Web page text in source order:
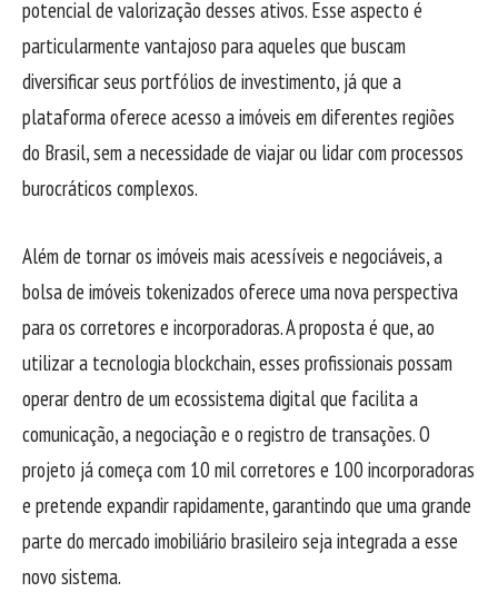
potencial de valorização desses ativos. Esse aspecto é
particularmente vantajoso para aqueles que buscam
diversificar seus portfólios de investimento, já que a
plataforma oferece acesso a imóveis em diferentes regiões
do Brasil, sem a necessidade de viajar ou lidar com processos
burocráticos complexos.
Além de tornar os imóveis mais acessíveis e negociáveis, a
bolsa de imóveis tokenizados oferece uma nova perspectiva
para os corretores e incorporadoras. A proposta é que, ao
utilizar a tecnologia blockchain, esses profissionais possam
operar dentro de um ecossistema digital que facilita a
comunicação, a negociação e o registro de transações. O
projeto já começa com 10 mil corretores e 100 incorporadoras
e pretende expandir rapidamente, garantindo que uma grande
parte do mercado imobiliário brasileiro seja integrada a esse
novo sistema.